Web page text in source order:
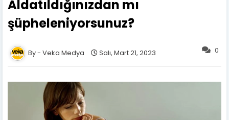
Aldatıldığınızdan mı
şüpheleniyorsunuz?
0
Veka Medya Salı, Mart 21, 2023